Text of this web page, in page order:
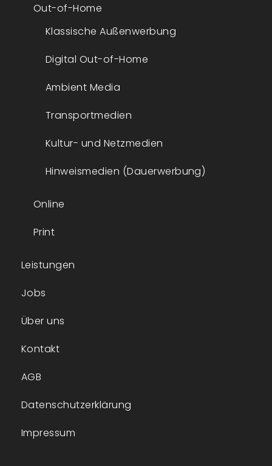
Out-of-Home
Klassische Außenwerbung
Digital Out-of-Home
Ambient Media
Transportmedien
Kultur- und Netzmedien
Hinweismedien (Dauerwerbung)
Online
Print
Leistungen
Jobs
Über uns
Kontakt
AGB
Datenschutzerklärung
Impressum